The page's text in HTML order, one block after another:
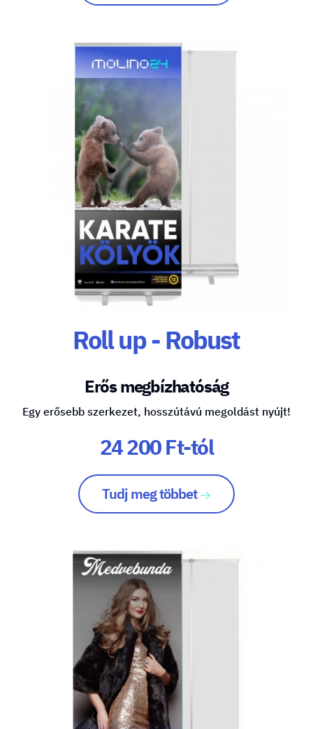
Roll up - Robust
Erős megbízhatóság
Egy erősebb szerkezet, hosszútávú megoldást nyújt!
24 200 Ft-tól
Tudj meg többet